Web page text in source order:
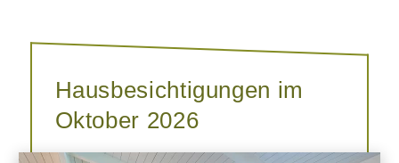
Hausbesichtigungen im
Oktober 2026